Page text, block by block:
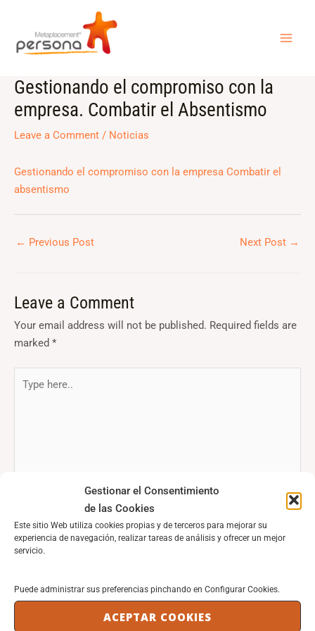
Gestionar el Consentimiento
de las Cookies
Este sitio Web utiliza cookies propias y de terceros para mejorar su
experiencia de navegación, realizar tareas de análisis y ofrecer un mejor
servicio.
Puede administrar sus preferencias pinchando en Configurar Cookies.
ACEPTAR COOKIES
content
Gestionando el compromiso con la
empresa. Combatir el Absentismo
Leave a Comment / Noticias
Gestionando el compromiso con la empresa Combatir el
absentismo
Post
← Previous Post Next Post →
Leave a Comment
Your email address will not be published. Required fields are
marked *
here..
Name*
Email*